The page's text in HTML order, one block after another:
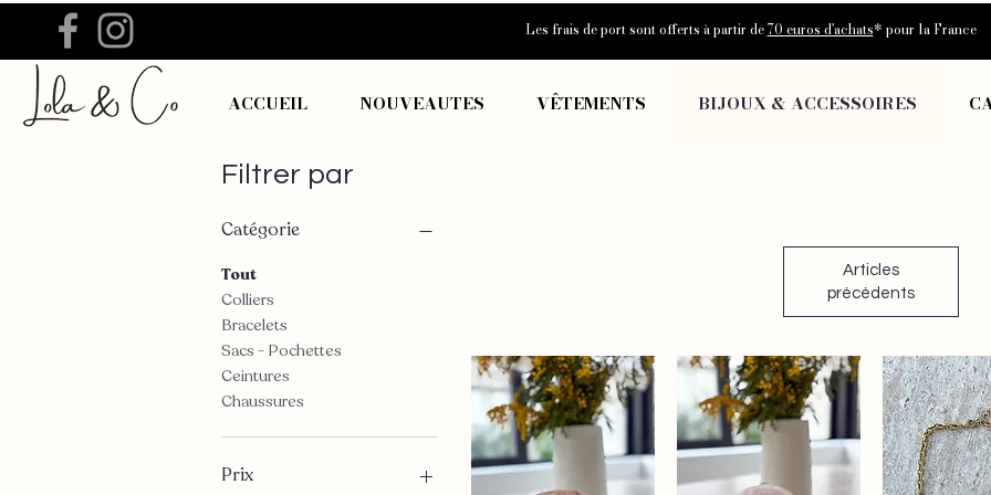
Les frais de port sont offerts à partir de70 euros d'achats* pour la France
Filtrer par
Catégorie
Tout
Colliers
Bracelets
Sacs - Pochettes
Ceintures
Chaussures
Prix
Articles
précédents
ACCUEIL NOUVEAUTES VÊTEMENTS BIJOUX & ACCESSOIRES